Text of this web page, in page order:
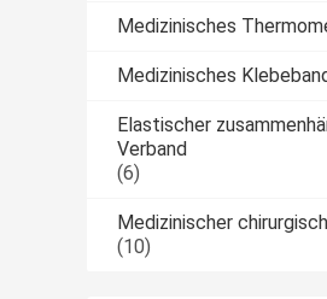
Medizinisches
Medizinisches
Elastischer
Verband
(6)
Medizinischer
(10)